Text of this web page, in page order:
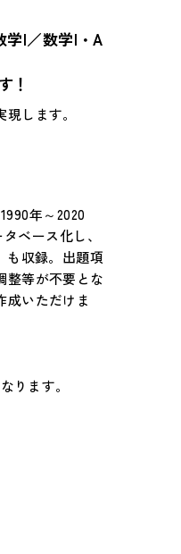
学I／数学I・A
！
します。
年～2020
ベース化し、
も収録。出題項
整等が不要とな
成いただけま
ります。